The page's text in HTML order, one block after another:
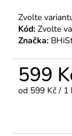
Zvolte
Kód: Zvolte
Značka:
599
Měrná
od 599 Kč / 1